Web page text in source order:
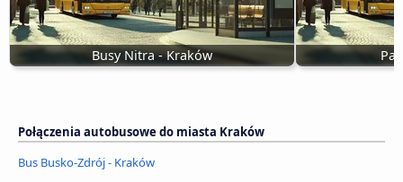
Busy Nitra - Kraków
Połączenia autobusowe do miasta Kraków
Bus Busko-Zdrój - Kraków